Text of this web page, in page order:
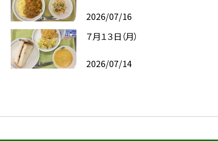
2026/07/16
７月１３日（月）
2026/07/14